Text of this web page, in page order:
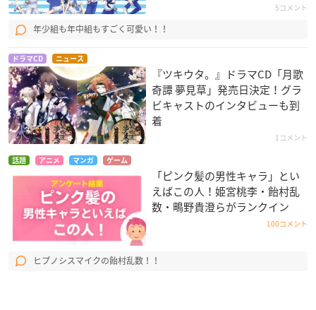
5コメント
年少組も年中組もすごく可愛い！！
ドラマCD ニュース
『ツキウタ。』ドラマCD「月歌
奇譚 夢見草」発売日決定！グラ
ビキャストのインタビューも到
着
1コメント
話題 アニメ マンガ ゲーム
「ピンク髪の男性キャラ」とい
えばこの人！姫宮桃李・飴村乱
数・鴫野貴澄らがランクイン
100コメント
ヒプノシスマイクの飴村乱数！！